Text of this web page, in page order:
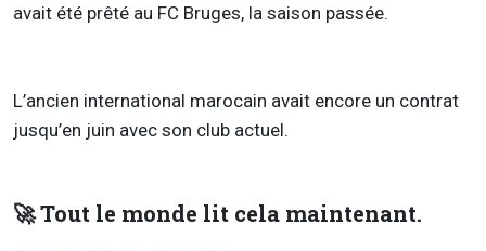
avait été prêté au FC Bruges, la saison passée.
L’ancien international marocain avait encore un contrat
jusqu’en juin avec son club actuel.
🚀 Tout le monde lit cela maintenant.